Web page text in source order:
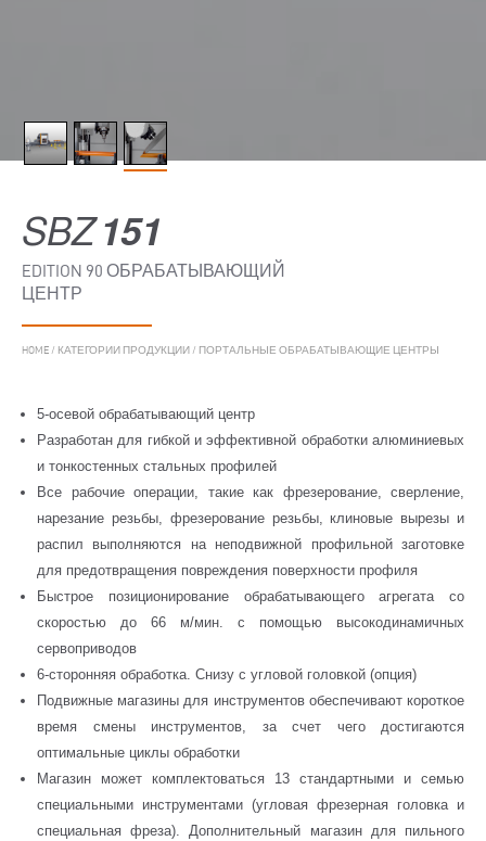
SBZ151
EDITION 90 ОБРАБАТЫВАЮЩИЙ
ЦЕНТР
HOME/ КАТЕГОРИИ ПРОДУКЦИИ / ПОРТАЛЬНЫЕ ОБРАБАТЫВАЮЩИЕ ЦЕНТРЫ
5-осевой обрабатывающий центр
Разработан для гибкой и эффективной обработки алюминиевых
и тонкостенных стальных профилей
Все рабочие операции, такие как фрезерование, сверление,
нарезание резьбы, фрезерование резьбы, клиновые вырезы и
распил выполняются на неподвижной профильной заготовке
для предотвращения повреждения поверхности профиля
Быстрое позиционирование обрабатывающего агрегата со
скоростью до 66 м/мин. с помощью высокодинамичных
сервоприводов
6-сторонняя обработка. Снизу с угловой головкой (опция)
Подвижные магазины для инструментов обеспечивают короткое
время смены инструментов, за счет чего достигаются
оптимальные циклы обработки
Магазин может комплектоваться 13 стандартными и семью
специальными инструментами (угловая фрезерная головка и
специальная фреза). Дополнительный магазин для пильного